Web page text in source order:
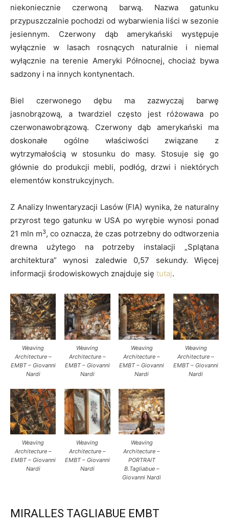
niekoniecznie czerwoną barwą. Nazwa gatunku
przypuszczalnie pochodzi od wybarwienia liści w sezonie
jesiennym. Czerwony dąb amerykański występuje
wyłącznie w lasach rosnących naturalnie i niemal
wyłącznie na terenie Ameryki Północnej, chociaż bywa
sadzony i na innych kontynentach.
Biel czerwonego dębu ma zazwyczaj barwę
jasnobrązową, a twardziel często jest różowawa po
czerwonawobrązową. Czerwony dąb amerykański ma
doskonałe ogólne właściwości związane z
wytrzymałością w stosunku do masy. Stosuje się go
głównie do produkcji mebli, podłóg, drzwi i niektórych
elementów konstrukcyjnych.
Z Analizy Inwentaryzacji Lasów (FIA) wynika, że naturalny
przyrost tego gatunku w USA po wyrębie wynosi ponad
21 mln m3, co oznacza, że czas potrzebny do odtworzenia
drewna użytego na potrzeby instalacji „Splątana
architektura” wynosi zaledwie 0,57 sekundy. Więcej
informacji środowiskowych znajduje się tutaj.
Weaving
Architecture –
EMBT – Giovanni
Nardi
Weaving
Architecture –
EMBT – Giovanni
Nardi
Weaving
Architecture –
EMBT – Giovanni
Nardi
Weaving
Architecture –
EMBT – Giovanni
Nardi
Weaving
Architecture –
EMBT – Giovanni
Nardi
Weaving
Architecture –
EMBT – Giovanni
Nardi
Weaving
Architecture –
PORTRAIT
B.Tagliabue –
Giovanni Nardi
MIRALLES TAGLIABUE EMBT